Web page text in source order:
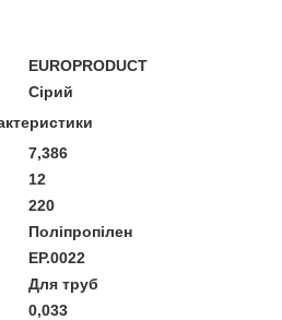
EUROPRODUCT
Сірий
7,386
12
220
Поліпропілен
EP.0022
Для труб
0,033